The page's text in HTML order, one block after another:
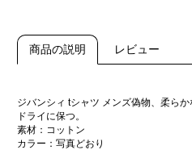
商品の説明 レビュー
ジバンシィ tシャツ メンズ偽物、柔ら
ドライに保つ。
素材：コットン
カラー：写真どおり